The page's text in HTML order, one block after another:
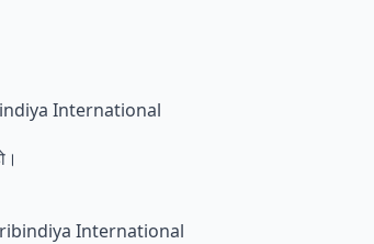
International
Meribindiya International